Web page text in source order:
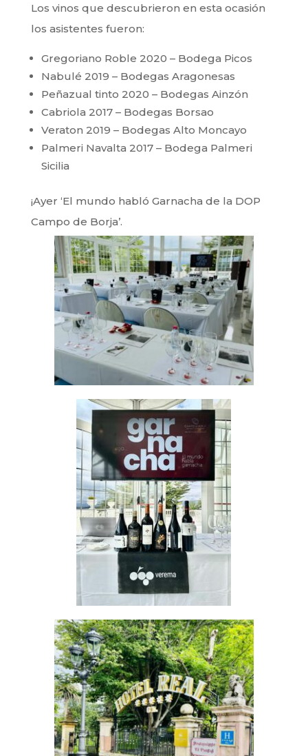
Los vinos que descubrieron en esta ocasión
los asistentes fueron:
Gregoriano Roble 2020 – Bodega Picos
Nabulé 2019 – Bodegas Aragonesas
Peñazual tinto 2020 – Bodegas Ainzón
Cabriola 2017 – Bodegas Borsao
Veraton 2019 – Bodegas Alto Moncayo
Palmeri Navalta 2017 – Bodega Palmeri
Sicilia
¡Ayer ‘El mundo habló Garnacha de la DOP
Campo de Borja’.